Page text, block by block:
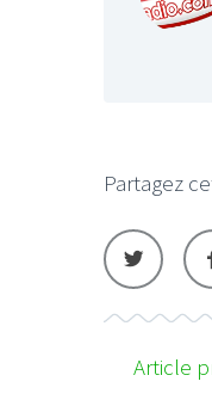
Partagez
Article